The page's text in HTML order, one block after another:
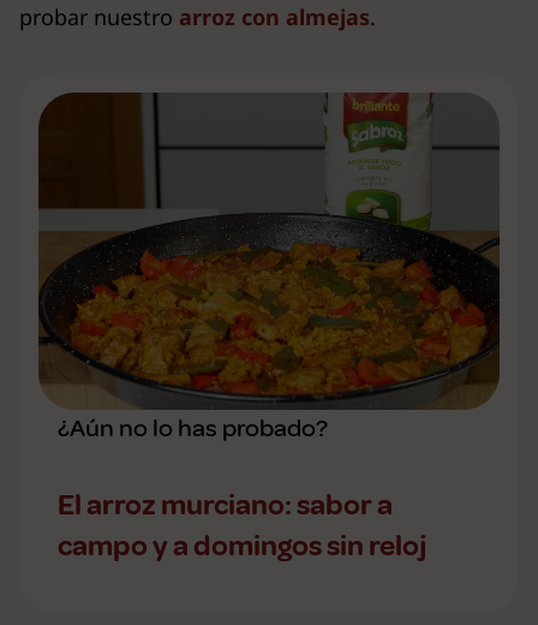
probar nuestro arroz con almejas.
¿Aún no lo has probado?
El arroz murciano: sabor a
campo y a domingos sin reloj